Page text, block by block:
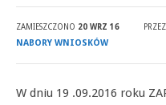
ZAMIESZCZONO 20 WRZ 16 PRZEZ
NABORY WNIOSKÓW
W dniu 19 .09.2016 roku